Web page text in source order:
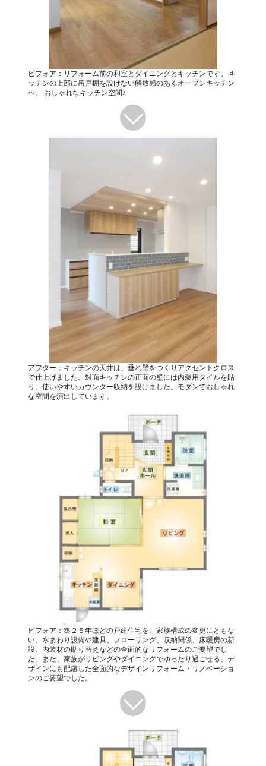
ビフォア：リフォーム前の和室とダイニングとキッチンです。 キ
ッチンの上部に吊戸棚を設けない解放感のあるオープンキッチン
へ。 おしゃれなキッチン空間♪
アフター：キッチンの天井は、垂れ壁をつくりアクセントクロス
で仕上げました。対面キッチンの正面の壁には内装用タイルを貼
り、使いやすいカウンター収納を設けました。モダンでおしゃれ
な空間を演出しています。
ビフォア：築２５年ほどの戸建住宅を、家族構成の変更にともな
い、水まわり設備や建具、フローリング、収納関係、床暖房の新
設、内装材の貼り替えなどの全面的なリフォームのご要望でし
た。また、家族がリビングやダイニングでゆったり過ごせる、デ
ザインにも配慮した全面的なデザインリフォーム・リノベーショ
ンのご要望でした。